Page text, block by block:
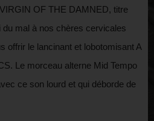
OF THE DAMNED, titre
mal à nos chères cervicales
offrir le lancinant et lobotomisant A
Le morceau alterne Mid Tempo
ce son lourd et qui déborde de